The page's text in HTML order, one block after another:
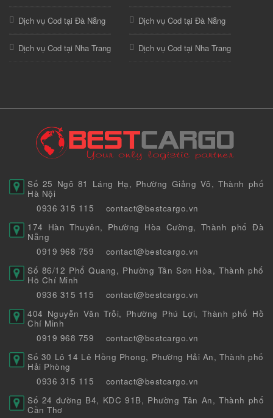
Dịch vụ Cod tại Đà Nẵng
Dịch vụ Cod tại Nha Trang
Dịch vụ Cod tại Đà Nẵng
Dịch vụ Cod tại Nha Trang
Số 25 Ngõ 81 Láng Hạ, Phường Giảng Võ, Thành phố
Hà Nội
0936 315 115
contact@bestcargo.vn
174 Hàn Thuyên, Phường Hòa Cường, Thành phố Đà
Nẵng
0919 968 759
contact@bestcargo.vn
Số 86/12 Phổ Quang, Phường Tân Sơn Hòa, Thành phố
Hồ Chí Minh
0936 315 115
contact@bestcargo.vn
404 Nguyễn Văn Trỗi, Phường Phú Lợi, Thành phố Hồ
Chí Minh
0919 968 759
contact@bestcargo.vn
Số 30 Lô 14 Lê Hồng Phong, Phường Hải An, Thành phố
Hải Phòng
0936 315 115
contact@bestcargo.vn
Số 24 đường B4, KDC 91B, Phường Tân An, Thành phố
Cần Thơ